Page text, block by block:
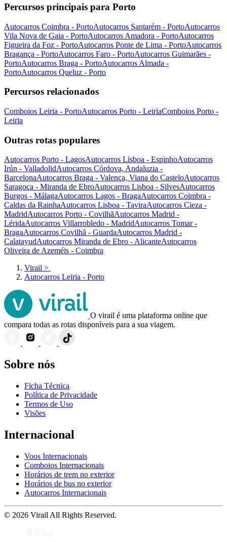
Percursos principais para Porto
Autocarros Coimbra - PortoAutocarros Santarém - PortoAutocarros
Vila Nova de Gaia - PortoAutocarros Amadora - PortoAutocarros
Figueira da Foz - PortoAutocarros Ponte de Lima - PortoAutocarros
Bragança - PortoAutocarros Faro - PortoAutocarros Guimarães -
PortoAutocarros Braga - PortoAutocarros Almada -
PortoAutocarros Queluz - Porto
Percursos relacionados
Comboios Leiria - PortoAutocarros Porto - LeiriaComboios Porto -
Leiria
Outras rotas populares
Autocarros Porto - LagosAutocarros Lisboa - EspinhoAutocarros
Irún - ValladolidAutocarros Córdova, Andaluzia -
BarcelonaAutocarros Braga - Valença, Viana do CasteloAutocarros
Saragoça - Miranda de EbroAutocarros Lisboa - SilvesAutocarros
Burgos - MálagaAutocarros Lagos - BragaAutocarros Coimbra -
Caldas da RainhaAutocarros Lisboa - TaviraAutocarros Cieza -
MadridAutocarros Porto - CovilhãAutocarros Madrid -
LéridaAutocarros Villarrobledo - MadridAutocarros Tomar -
BragaAutocarros Covilhã - GuardaAutocarros Madrid -
CalatayudAutocarros Miranda de Ebro - AlicanteAutocarros
Oliveira de Azeméis - Coimbra
Virail >
Autocarros Leiria - Porto
O virail é uma plataforma online que
compara todas as rotas disponíveis para a sua viagem.
Sobre nós
Ficha Técnica
Política de Privacidade
Termos de Uso
Visões
Internacional
Voos Internacionais
Comboios Internacionais
Horários de trem no exterior
Horários de bus no exterior
Autocarros Internacionais
© 2026 Virail All Rights Reserved.